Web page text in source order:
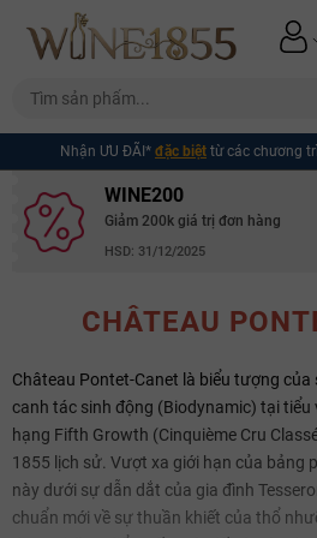
Nhận ƯU ĐÃI* đặc biệt từ các chương
WINE200
Giảm 200k giá trị đơn hàng
HSD: 31/12/2025
CHÂTEAU
Château Pontet-Canet là biểu tượng
canh tác sinh động (Biodynamic) tại tiểu
hạng Fifth Growth (Cinquième Cru
1855 lịch sử. Vượt xa giới hạn của bảng
này dưới sự dẫn dắt của gia đình
chuẩn mới về sự thuần khiết của thổ